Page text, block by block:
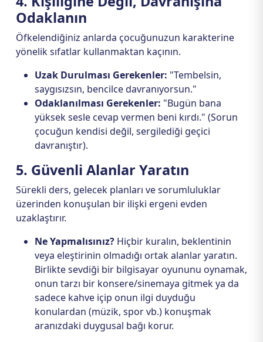
Odaklanın
Öfkelendiğiniz anlarda çocuğunuzun karakterine
yönelik sıfatlar kullanmaktan kaçının.
Uzak Durulması Gerekenler: "Tembelsin,
saygısızsın, bencilce davranıyorsun."
Odaklanılması Gerekenler: "Bugün bana
yüksek sesle cevap vermen beni kırdı." (Sorun
çocuğun kendisi değil, sergilediği geçici
davranıştır).
5. Güvenli Alanlar Yaratın
Sürekli ders, gelecek planları ve sorumluluklar
üzerinden konuşulan bir ilişki ergeni evden
uzaklaştırır.
Ne Yapmalısınız? Hiçbir kuralın, beklentinin
veya eleştirinin olmadığı ortak alanlar yaratın.
Birlikte sevdiği bir bilgisayar oyununu oynamak,
onun tarzı bir konsere/sinemaya gitmek ya da
sadece kahve içip onun ilgi duyduğu
konulardan (müzik, spor vb.) konuşmak
aranızdaki duygusal bağı korur.